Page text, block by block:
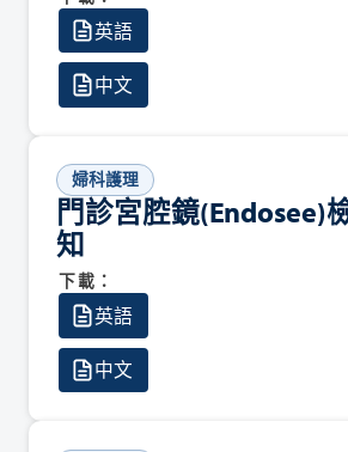
英語
中文
婦科護理
門診宮腔鏡(Endosee)
知
下載：
英語
中文